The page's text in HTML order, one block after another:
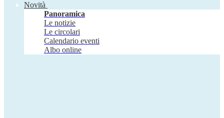
Novità
Panoramica
Le notizie
Le circolari
Calendario eventi
Albo online